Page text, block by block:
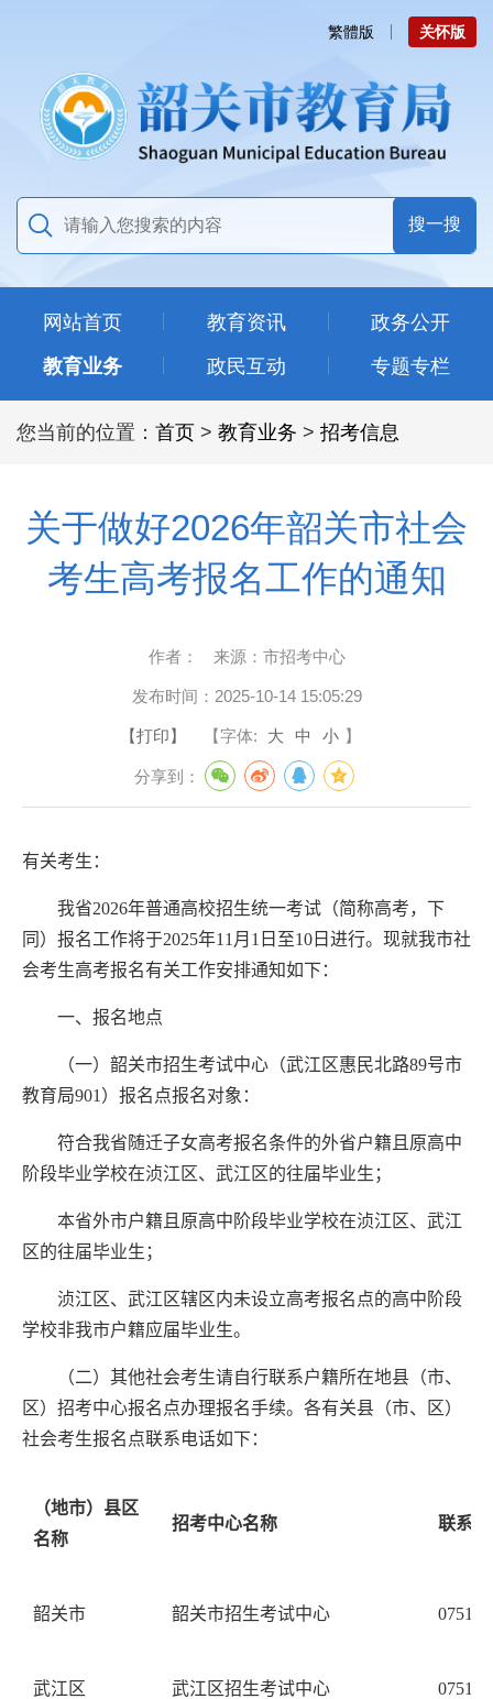
繁體版 关怀版
网站首页 教育资讯
政务公开
教育业务
政民互动 专题专栏
您当前的位置： 首页 > 教育业务 > 招考信息
关于做好2026年韶关市社会
考生高考报名工作的通知
作者： 来源： 市招考中心
发布时间： 2025-10-14 15:05:29
【打印】 【字体: 大 中 小 】
分享到：
有关考生：
我省2026年普通高校招生统一考试（简称高考，下
同）报名工作将于2025年11 月 1 日至10 日进行。现就我市社
会考生高考报名有关工作安排通知如下：
一、报名地点
（一）韶关市招生考试中心（武江区惠民北路89号市
教育局901 ） 报名点报名对象：
符合我省随迁子女高考报名条件的外省户籍 且 原高中
阶段毕业学校在浈江 区、武江区的往届毕业生 ；
本省外市户籍 且 原高中 阶段毕业学校在浈江 区、武江
区的往届毕业生 ；
浈江 区、武江区辖区内未设立高考报名点的高中阶段
学校非我市户籍应届毕业生。
（二） 其他社会考生请自行联系户籍所在地县（市、
区） 招考中心报名点办理报名手续。各有关县（市、区）
社会考生报名点联系电话如下：
（地市）县区
名称
招考中心名称 联系
韶关市 韶关市招生考试中心 0751-
武江区 武江区招生考试中心 0751-